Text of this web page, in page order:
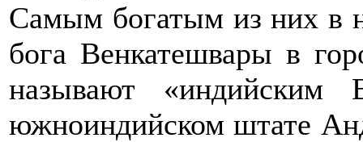
Самым богатым из них в
бога Венкатешвары в
называют «индийским
южноиндийском штате